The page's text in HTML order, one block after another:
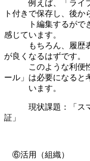
例えば、「ライブ
ト付きで保存し、後か
ト編集するができ
感じています。
もちろん、履歴表
が良くなるはずです。
このような利便性
ール」は必要になると
います。
現状課題：「スマ
証」
⑥活用（組織）